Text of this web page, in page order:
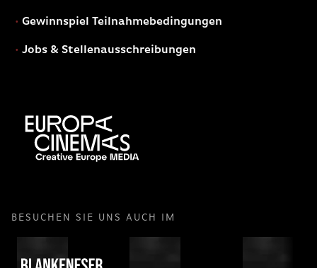
Gewinnspiel Teilnahmebedingungen
Jobs & Stellenausschreibungen
BESUCHEN SIE UNS AUCH IM